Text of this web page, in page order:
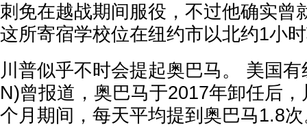
刺免在越战期间服役，不过他确实曾
这所寄宿学校位在纽约市以北约1小
川普似乎不时会提起奥巴马。 美国
N)曾报道，奥巴马于2017年卸任后
个月期间，每天平均提到奥巴马1.8